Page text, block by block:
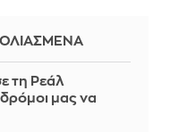
τη Ρεάλ
μας να